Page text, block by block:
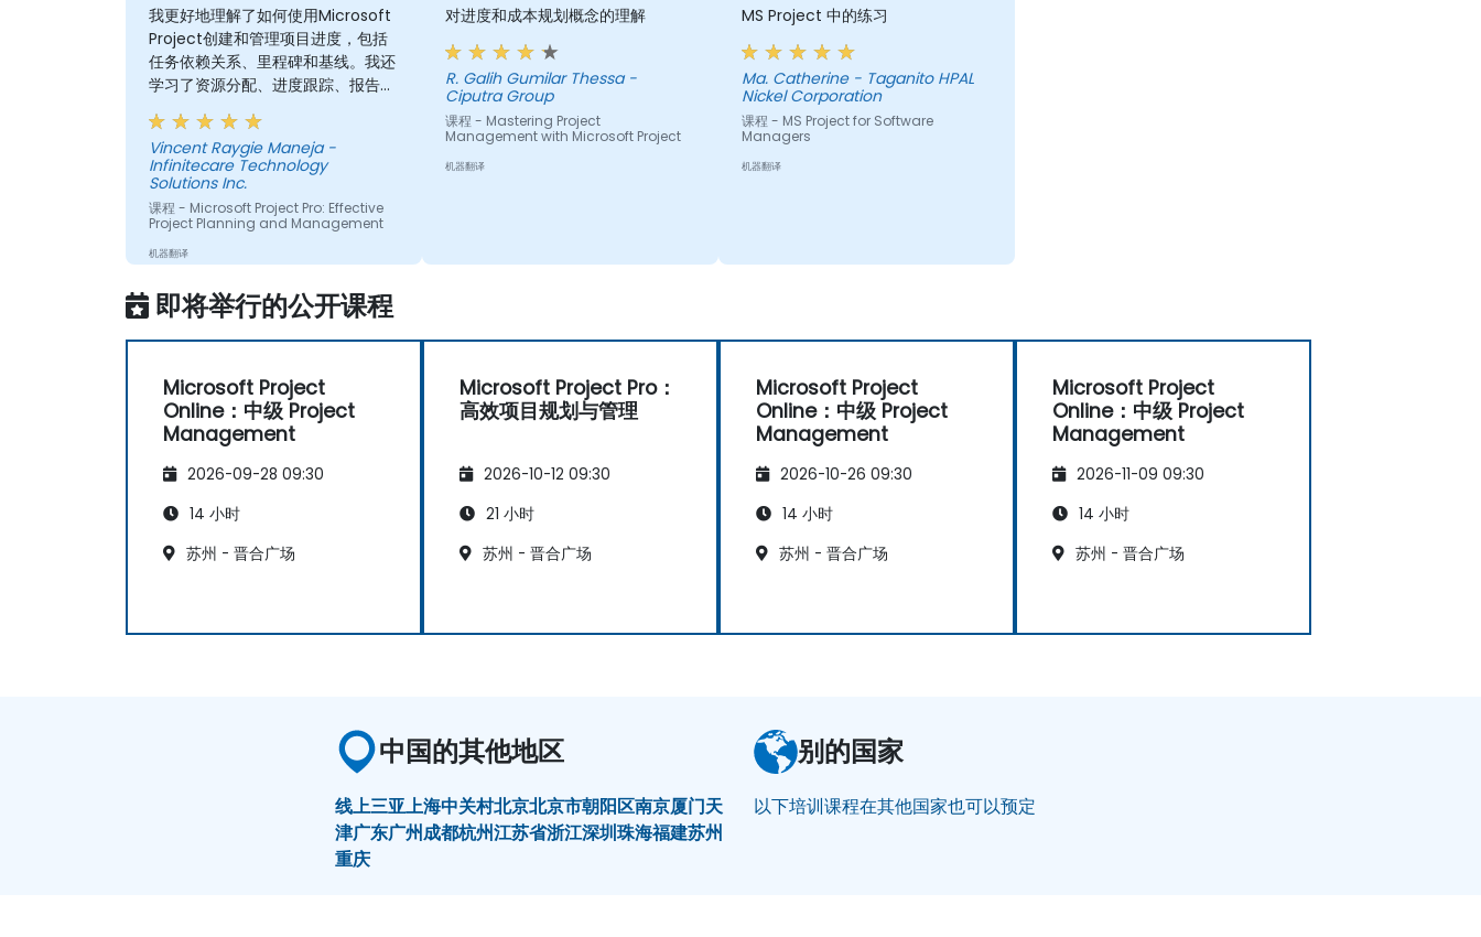
我更好地理解了如何使用Microsoft
Project创建和管理项目进度，包括
任务依赖关系、里程碑和基线。我还
学习了资源分配、进度跟踪、报告以
及关键路径法（CPM）分析的实用技
巧，以改进项目规划和监控。
Vincent Raygie Maneja -
Infinitecare Technology
Solutions Inc.
课程 - Microsoft Project Pro: Effective
Project Planning and Management
机器翻译
对进度和成本规划概念的理解
R. Galih Gumilar Thessa -
Ciputra Group
课程 - Mastering Project
Management with Microsoft Project
机器翻译
MS Project 中的练习
Ma. Catherine - Taganito HPAL
Nickel Corporation
课程 - MS Project for Software
Managers
机器翻译
即将举行的公开课程
Microsoft Project
Online：中级 Project
Management
2026-09-28 09:30
14 小时
苏州 - 晋合广场
Microsoft Project Pro：
高效项目规划与管理
2026-10-12 09:30
21 小时
苏州 - 晋合广场
Microsoft Project
Online：中级 Project
Management
2026-10-26 09:30
14 小时
苏州 - 晋合广场
Microsoft Project
Online：中级 Project
Management
2026-11-09 09:30
14 小时
苏州 - 晋合广场
中国的其他地区
线上三亚上海中关村北京北京市朝阳区南京厦门天
津广东广州成都杭州江苏省浙江深圳珠海福建苏州
重庆
别的国家
以下培训课程在其他国家也可以预定